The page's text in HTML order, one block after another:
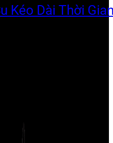
Kéo Dài Thời